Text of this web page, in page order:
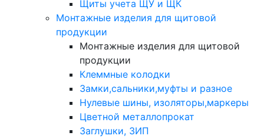
Щиты учета ЩУ и ЩК
Монтажные изделия для щитовой
продукции
Монтажные изделия для щитовой
продукции
Клеммные колодки
Замки,сальники,муфты и разное
Нулевые шины, изоляторы,маркеры
Цветной металлопрокат
Заглушки, ЗИП